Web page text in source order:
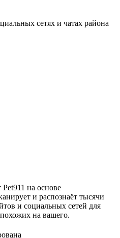
сетях и чатах района
на основе
и распознаёт тысячи
и социальных сетей для
на вашего.